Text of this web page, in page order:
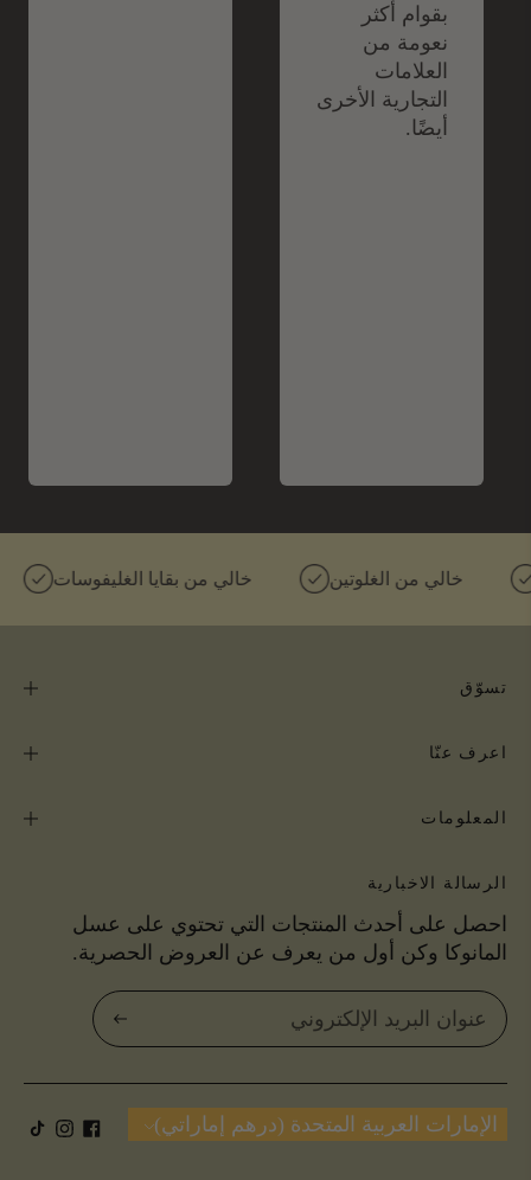
بقوام أكثر
نعومة من
العلامات
التجارية الأخرى
أيضًا.
خالي من بقايا الغليفوسات خالي من الغلوتين
تسوّق
اعرف عنّا
المعلومات
الرسالة الاخبارية
احصل على أحدث المنتجات التي تحتوي على عسل
المانوكا وكن أول من يعرف عن العروض الحصرية.
اشترك
الآن
العملة
الإمارات العربية المتحدة (درهم إماراتي)